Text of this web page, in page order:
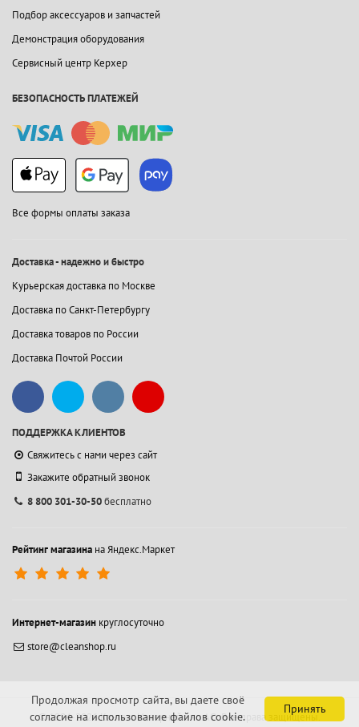
Подбор аксессуаров и запчастей
Демонстрация оборудования
Сервисный центр Керхер
БЕЗОПАСНОСТЬ ПЛАТЕЖЕЙ
Все формы оплаты заказа
Доставка - надежно и быстро
Курьерская доставка по Москве
Доставка по Санкт-Петербургу
Доставка товаров по России
Доставка Почтой России
ПОДДЕРЖКА КЛИЕНТОВ
Свяжитесь с нами через сайт
Закажите обратный звонок
8 800 301-30-50бесплатно
Рейтинг магазина на Яндекс.Маркет
Интернет-магазин круглосуточно
store@cleanshop.ru
© 1994-2026 Контакт Интернейшнл АО.Все права защищены.
Принять
Продолжая просмотр сайта, вы даете своё
согласие на использование файлов cookie.